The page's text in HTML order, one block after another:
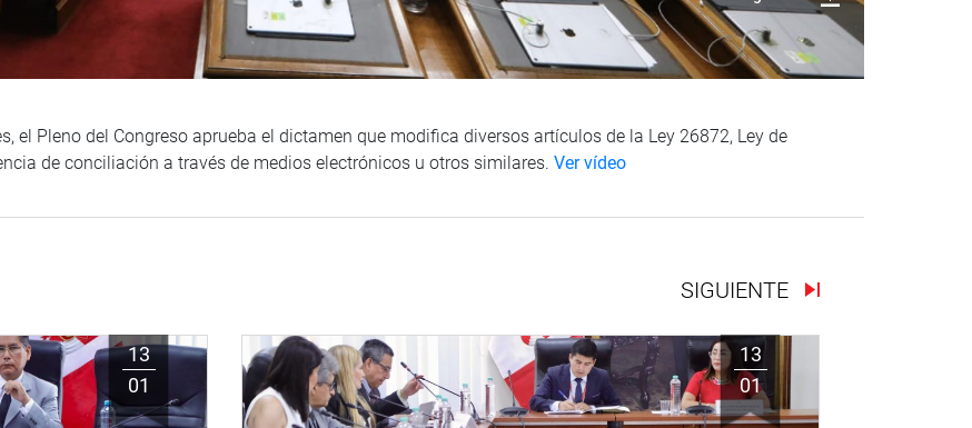
el Pleno del Congreso aprueba el dictamen que modifica diversos artículos de la Ley 26872, Ley de
de conciliación a través de medios electrónicos u otros similares. Ver vídeo
SIGUIENTE
13
01
13
01